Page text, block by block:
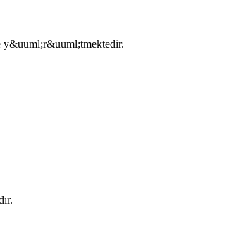
y&uuml;r&uuml;tmektedir.